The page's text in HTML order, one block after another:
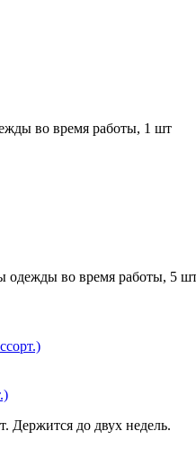
во время работы, 1 шт
одежды во время работы, 5
Держится до двух недель.